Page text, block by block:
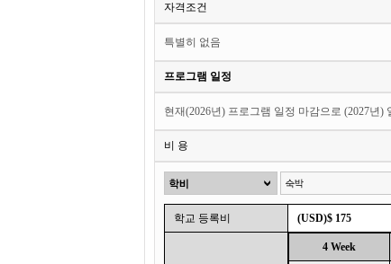
자격조건
특별히 없음
프로그램 일정
현재(2026년) 프로그램 일정 마감으로 (2027년)
비 용
학교 등록비 (USD)$ 175
4 Week